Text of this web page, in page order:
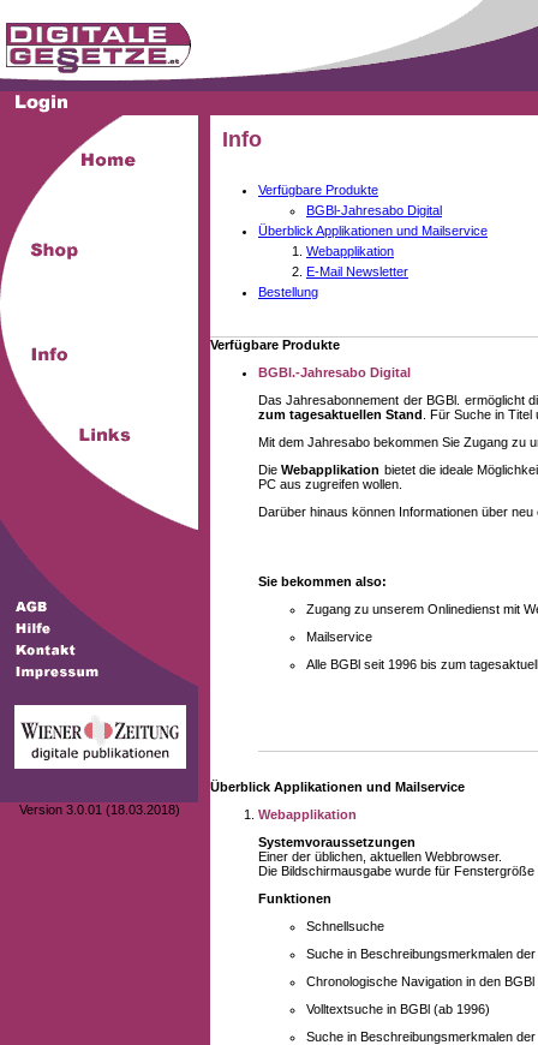
Version 3.0.01 (18.03.2018)
Info
Verfügbare Produkte
BGBl-Jahresabo Digital
Überblick Applikationen und Mailservice
Webapplikation
E-Mail Newsletter
Bestellung
Verfügbare Produkte
BGBl.-Jahresabo Digital
Das Jahresabonnement der BGBl. ermöglicht
zum tagesaktuellen Stand . Für Suche in
Mit dem Jahresabo bekommen Sie Zugang zu
DieWebapplikation bietet die ideale
PC aus zugreifen wollen.
Darüber hinaus können Informationen über
Sie bekommen also:
Zugang zu unserem Onlinedienst mit
Mailservice
Alle BGBl seit 1996 bis zum
Überblick Applikationen und Mailservice
Webapplikation
Systemvoraussetzungen
Einer der üblichen, aktuellen Webbrowser.
Die Bildschirmausgabe wurde für
Funktionen
Schnellsuche
Suche in Beschreibungsmerkmalen
Chronologische Navigation in den BGBl
Volltextsuche in BGBl (ab 1996)
Suche in Beschreibungsmerkmalen